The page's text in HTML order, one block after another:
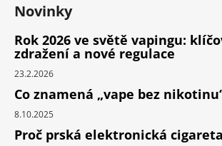
Novinky
Rok 2026 ve světě vapingu:
zdražení a nové regulace
23.2.2026
Co znamená „vape bez
8.10.2025
Proč prská elektronická